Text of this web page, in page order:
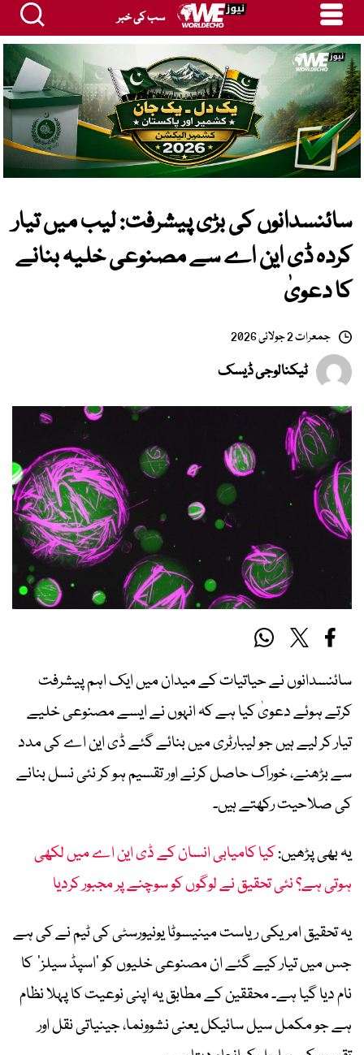
سب کی خبر
سائنسدانوں کی بڑی پیشرفت: لیب میں تیار
کردہ ڈی این اے سے مصنوعی خلیہ بنانے
کا دعویٰ
جمعرات 2 جولائی 2026
ٹیکنالوجی ڈیسک
سائنسدانوں نے حیاتیات کے میدان میں ایک اہم پیشرفت
کرتے ہوئے دعویٰ کیا ہے کہ انہوں نے ایسے مصنوعی خلیے
تیار کر لیے ہیں جو لیبارٹری میں بنائے گئے ڈی این اے کی مدد
سے بڑھنے، خوراک حاصل کرنے اور تقسیم ہو کر نئی نسل بنانے
کی صلاحیت رکھتے ہیں۔
یہ بھی پڑھیں:کیا کامیابی انسان کے ڈی این اے میں لکھی
ہوتی ہے؟ نئی تحقیق نے لوگوں کو سوچنے پر مجبور کردیا
یہ تحقیق امریکی ریاست مینیسوٹا یونیورسٹی کی ٹیم نے کی ہے
جس میں تیار کیے گئے ان مصنوعی خلیوں کو ’اسپڈ سیلز‘ کا
نام دیا گیا ہے۔ محققین کے مطابق یہ اپنی نوعیت کا پہلا نظام
ہے جو مکمل سیل سائیکل یعنی نشوونما، جینیاتی نقل اور